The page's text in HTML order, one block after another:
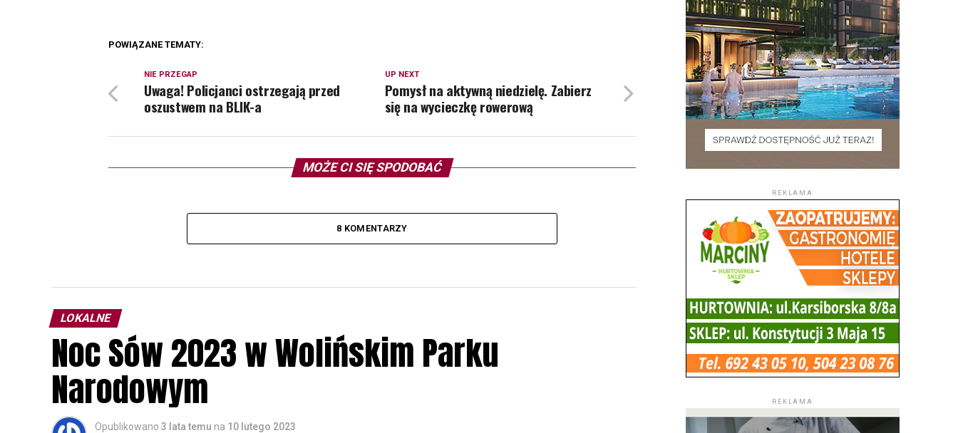
POWIĄZANE TEMATY:
UP NEXT
Pomysł na aktywną niedzielę. Zabierz
się na wycieczkę rowerową
NIE PRZEGAP
Uwaga! Policjanci ostrzegają przed
oszustwem na BLIK-a
MOŻE CI SIĘ SPODOBAĆ
8 KOMENTARZY
LOKALNE
Noc Sów 2023 w Wolińskim Parku
Narodowym
Opublikowano 3 lata temu na 10 lutego 2023
REKLAMA
REKLAMA